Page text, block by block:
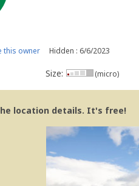
this owner Hidden : 6/6/2023
Size: (micro)
location details. It's free!